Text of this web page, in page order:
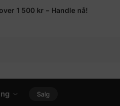
1 500 kr – Handle nå!
Salg